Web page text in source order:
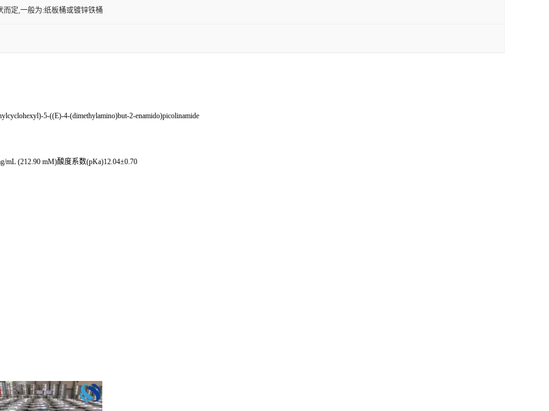
而定,一般为:纸板桶或镀锌铁桶
5-((E)-4-(dimethylamino)but-2-enamido)picolinamide
mL (212.90 mM)酸度系数(pKa)12.04±0.70